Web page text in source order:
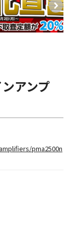
アンプ
pma2500n